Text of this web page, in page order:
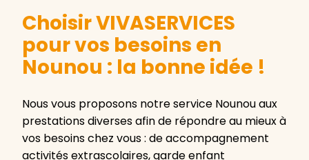
Choisir VIVASERVICES
pour vos besoins en
Nounou : la bonne idée !
Nous vous proposons notre service Nounou aux
prestations diverses afin de répondre au mieux à
vos besoins chez vous : de accompagnement
activités extrascolaires, garde enfant